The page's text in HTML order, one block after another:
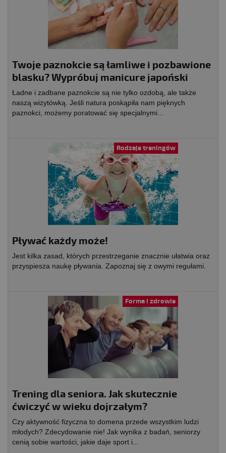
Twoje paznokcie są łamliwe i pozbawione
blasku? Wypróbuj manicure japoński
Ładne i zadbane paznokcie są nie tylko ozdobą, ale także
naszą wizytówką. Jeśli natura poskąpiła nam pięknych
paznokci, możemy poratować się specjalnymi...
Rodzaje treningów
Pływać każdy może!
Jest kilka zasad, których przestrzeganie znacznie ułatwia oraz
przyspiesza naukę pływania. Zapoznaj się z owymi regułami.
Forma i zdrowie
Trening dla seniora. Jak skutecznie
ćwiczyć w wieku dojrzałym?
Czy aktywność fizyczna to domena przede wszystkim ludzi
młodych? Zdecydowanie nie! Jak wynika z badań, seniorzy
cenią sobie wartości, jakie daje sport i...